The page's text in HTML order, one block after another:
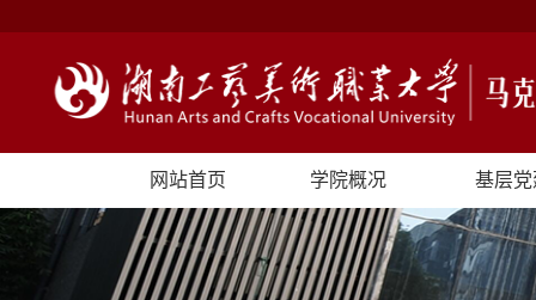
网站首页 学院概况 基层党